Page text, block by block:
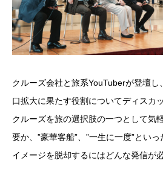
クルーズ会社と旅系YouTuberが登壇し
口拡大に果たす役割についてディスカ
クルーズを旅の選択肢の一つとして気
要か、”豪華客船”、”一生に一度”とい
イメージを脱却するにはどんな発信が